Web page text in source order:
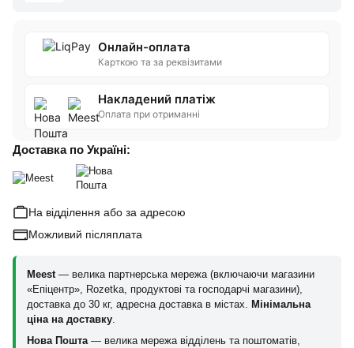
Онлайн-оплата
Карткою та за реквізитами
Накладений платіж
Оплата при отриманні
Доставка по Україні:
На відділення або за адресою
Можливий післяплата
Meest — велика партнерська мережа (включаючи магазини
«Епіцентр», Rozetka, продуктові та господарчі магазини),
доставка до 30 кг, адресна доставка в містах. Мінімальна
ціна на доставку
Нова Пошта — велика мережа відділень та поштоматів,